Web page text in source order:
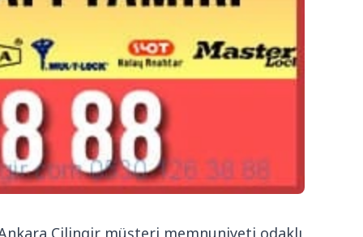
Çilingir müşteri memnuniyeti odaklı